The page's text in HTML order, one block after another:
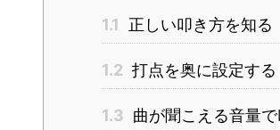
1.1 正しい叩き方を知る
1.2 打点を奥に設定する
1.3 曲が聞こえる音量で